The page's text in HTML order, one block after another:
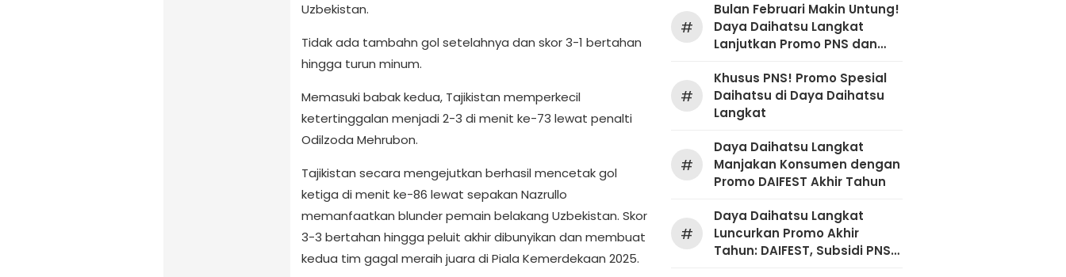
Uzbekistan.
Tidak ada tambahn gol setelahnya dan skor 3-1 bertahan
hingga turun minum.
Memasuki babak kedua, Tajikistan memperkecil
ketertinggalan menjadi 2-3 di menit ke-73 lewat penalti
Odilzoda Mehrubon.
Tajikistan secara mengejutkan berhasil mencetak gol
ketiga di menit ke-86 lewat sepakan Nazrullo
memanfaatkan blunder pemain belakang Uzbekistan. Skor
3-3 bertahan hingga peluit akhir dibunyikan dan membuat
kedua tim gagal meraih juara di Piala Kemerdekaan 2025.
#
Bulan Februari Makin Untung!
Daya Daihatsu Langkat
Lanjutkan Promo PNS dan
#
Khusus PNS! Promo Spesial
Daihatsu di Daya Daihatsu
Langkat
#
Daya Daihatsu Langkat
Manjakan Konsumen dengan
Promo DAIFEST Akhir Tahun
#
Daya Daihatsu Langkat
Luncurkan Promo Akhir
Tahun: DAIFEST, Subsidi PNS,